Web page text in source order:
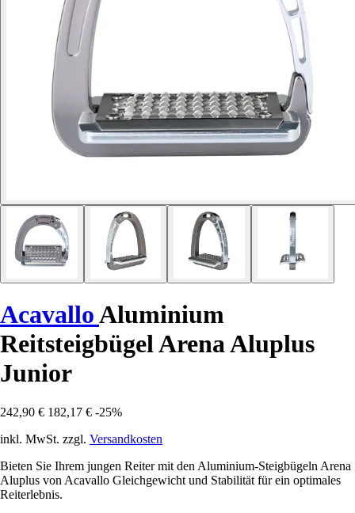
AcavalloAluminium
Reitsteigbügel Arena Aluplus
Junior
242,90 € 182,17 € -25%
inkl. MwSt. zzgl. Versandkosten
Bieten Sie Ihrem jungen Reiter mit den Aluminium-Steigbügeln Arena
Aluplus von Acavallo Gleichgewicht und Stabilität für ein optimales
Reiterlebnis.